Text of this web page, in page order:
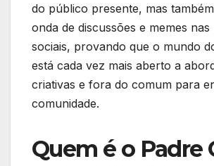
do público presente, mas
onda de discussões e memes nas
sociais, provando que o mundo
está cada vez mais aberto a
criativas e fora do comum para
comunidade.
Quem é o Padre